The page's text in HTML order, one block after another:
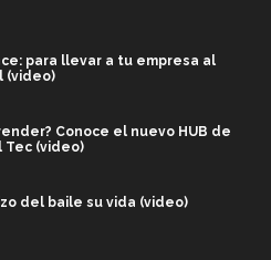
para llevar a tu empresa al
(video)
Conoce el nuevo HUB de
Tec (video)
del baile su vida (video)